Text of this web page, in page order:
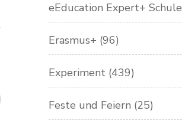
eEducation Expert+ Schule
Erasmus+ (96)
Experiment (439)
Feste und Feiern (25)